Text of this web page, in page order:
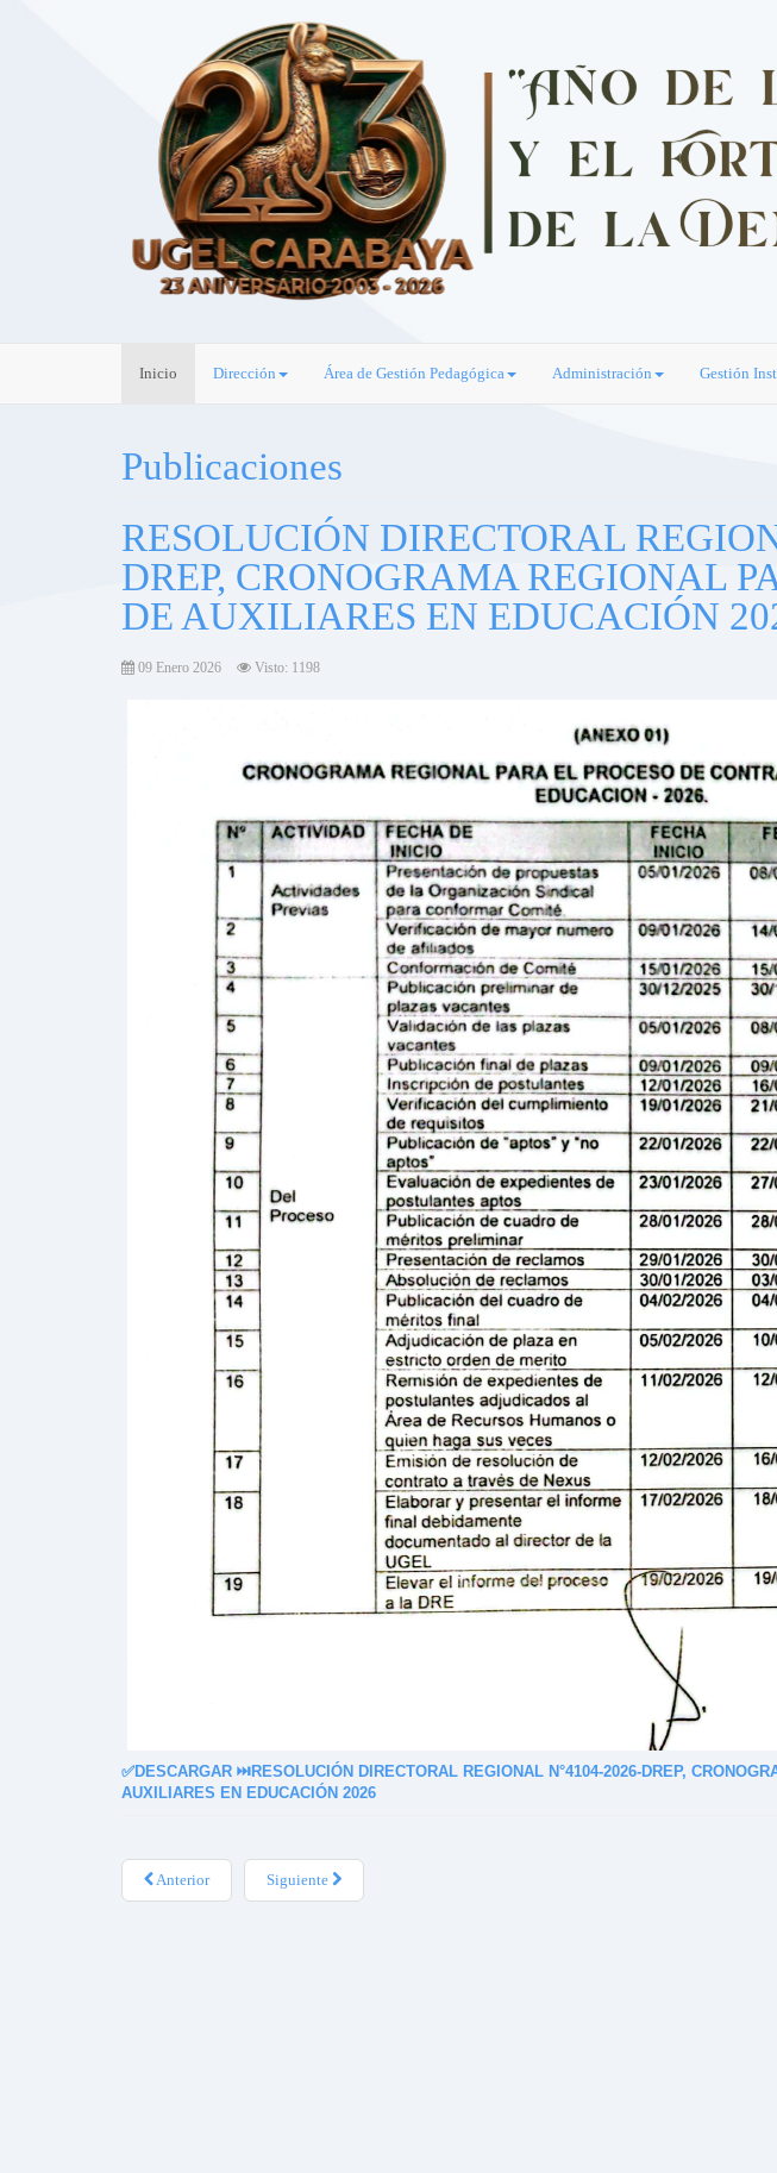
Inicio Dirección Área de Gestión Pedagógica Administración Gestión
Publicaciones
RESOLUCIÓN DIRECTORAL
DREP, CRONOGRAMA REGIONAL
DE AUXILIARES EN EDUCACIÓN
09 Enero 2026 Visto: 1198
✅DESCARGAR ⏭️RESOLUCIÓN DIRECTORAL REGIONAL N°4104-2026-DREP,
AUXILIARES EN EDUCACIÓN 2026
Anterior Siguiente